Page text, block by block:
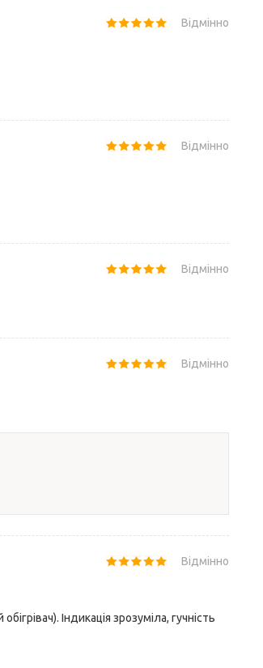
Відмінно
Відмінно
Відмінно
Відмінно
Відмінно
Індикація зрозуміла, гучність